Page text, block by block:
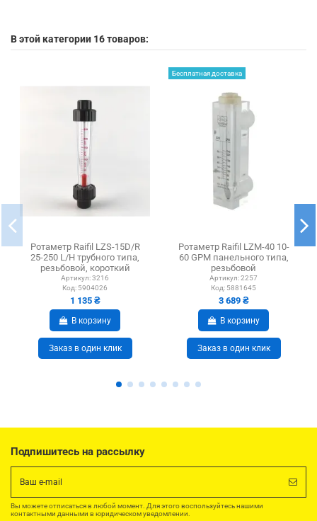
В этой категории 16 товаров:
Ротаметр Raifil LZS-15D/R
25-250 L/H трубного типа,
резьбовой, короткий
Артикул:3216
Код: 5904026
1 135 ₴
В корзину
Заказ в один клик
Бесплатная доставка
Ротаметр Raifil LZM-40 10-
60 GPM панельного типа,
резьбовой
Артикул:2257
Код: 5881645
3 689 ₴
В корзину
Заказ в один клик
Подпишитесь на рассылку
Вы можете отписаться в любой момент. Для этого воспользуйтесь нашими
контактными данными в юридическом уведомлении.